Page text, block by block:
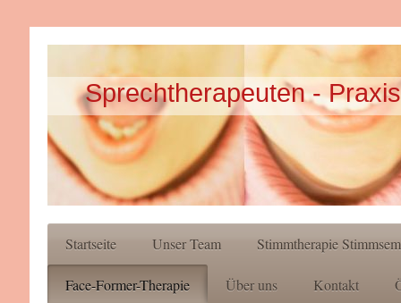
Sprechtherapeuten -
Startseite Unser Team Stimmtherapie
Face-Former-Therapie Über uns Kontakt